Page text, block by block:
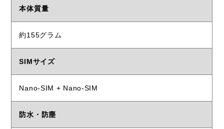
本体質量
約155グラム
SIMサイズ
Nano-SIM + Nano-SIM
防水・防塵